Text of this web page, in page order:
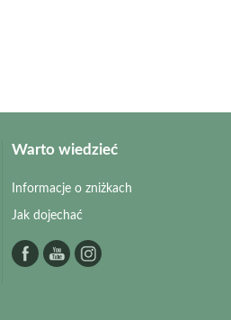
Warto wiedzieć
Informacje o zniżkach
Jak dojechać